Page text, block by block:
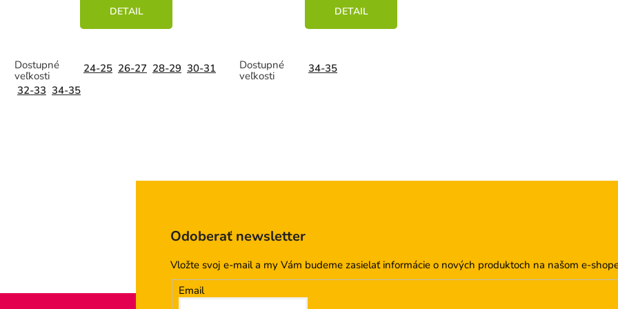
DETAIL
24-25 26-27 28-29 30-31
32-33 34-35
DETAIL
34-35
Odoberať newsletter
Vložte svoj e-mail a my Vám budeme zasielať informácie o nových produktoch na našom e-
Email